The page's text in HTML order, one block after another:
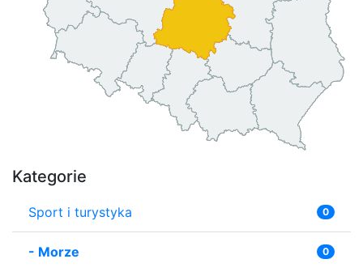
Kategorie
Sport i turystyka 0
- Morze 0